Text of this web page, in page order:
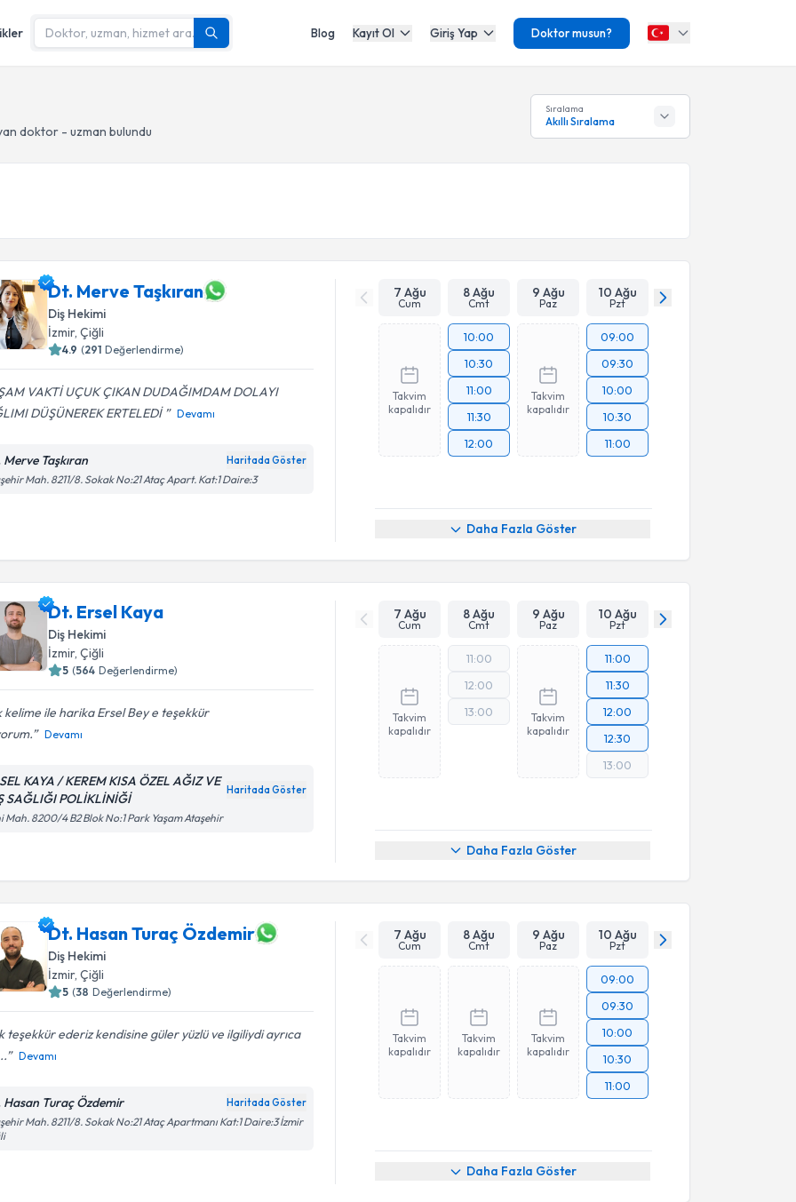
Blog Kayıt Ol Giriş Yap Doktor musun?
doktor - uzman bulundu
Sıralama
Akıllı Sıralama
Dt. Merve Taşkıran
Diş Hekimi
İzmir, Çiğli
4.9 (291 Değerlendirme)
VAKTİ UÇUK ÇIKAN DUDAĞIMDAM DOLAYI
DÜŞÜNEREK ERTELEDİ
Devamı
Merve Taşkıran Haritada Göster
Mah. 8211/8. Sokak No:21 Ataç Apart. Kat:1 Daire:3
7 Ağu
Cum
8 Ağu
Cmt
9 Ağu
Paz
10 Ağu
Pzt
Takvim
kapalıdır
10:00
10:30
11:00
11:30
12:00
Takvim
kapalıdır
09:00
09:30
10:00
10:30
11:00
Daha Fazla Göster
Dt. Ersel Kaya
Diş Hekimi
İzmir, Çiğli
5 (564 Değerlendirme)
kelime ile harika Ersel Bey e teşekkür
Devamı
KAYA / KEREM KISA ÖZEL AĞIZ VE
SAĞLIĞI POLİKLİNİĞİ
Haritada Göster
Mah. 8200/4 B2 Blok No:1 Park Yaşam Ataşehir
7 Ağu
Cum
8 Ağu
Cmt
9 Ağu
Paz
10 Ağu
Pzt
Takvim
kapalıdır
11:00
12:00
13:00
Takvim
kapalıdır
11:00
11:30
12:00
12:30
13:00
Daha Fazla Göster
Dt. Hasan Turaç Özdemir
Diş Hekimi
İzmir, Çiğli
5 (38 Değerlendirme)
teşekkür ederiz kendisine güler yüzlü ve ilgiliydi ayrıca
Devamı
Hasan Turaç Özdemir Haritada Göster
Mah. 8211/8. Sokak No:21 Ataç Apartmanı Kat:1 Daire:3 İzmir
7 Ağu
Cum
8 Ağu
Cmt
9 Ağu
Paz
10 Ağu
Pzt
Takvim
kapalıdır
Takvim
kapalıdır
Takvim
kapalıdır
09:00
09:30
10:00
10:30
11:00
Daha Fazla Göster